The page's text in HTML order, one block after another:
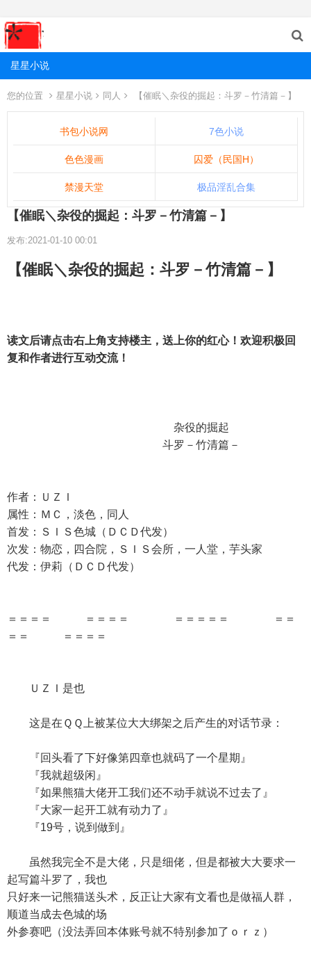
星星小说
您的位置 星星小说 同人 【催眠＼杂役的掘起：斗罗－竹清篇－】
书包小说网 7色小说
色色漫画 囚爱（民国H）
禁漫天堂 极品淫乱合集
【催眠＼杂役的掘起：斗罗－竹清篇－】
发布:2021-01-10 00:01
【催眠＼杂役的掘起：斗罗－竹清篇－】
读文后请点击右上角支持楼主，送上你的红心！欢迎积极回
复和作者进行互动交流！
杂役的掘起
斗罗－竹清篇－
作者：ＵＺＩ
属性：ＭＣ，淡色，同人
首发：ＳＩＳ色城（ＤＣＤ代发）
次发：物恋，四合院，ＳＩＳ会所，一人堂，芋头家
代发：伊莉（ＤＣＤ代发）
＝＝＝＝ ＝＝＝＝ ＝＝＝＝＝ ＝＝
＝＝ ＝＝＝＝
ＵＺＩ是也
这是在ＱＱ上被某位大大绑架之后产生的对话节录：
『回头看了下好像第四章也就码了一个星期』
『我就超级闲』
『如果熊猫大佬开工我们还不动手就说不过去了』
『大家一起开工就有动力了』
『19号，说到做到』
虽然我完全不是大佬，只是细佬，但是都被大大要求一
起写篇斗罗了，我也
只好来一记熊猫送头术，反正让大家有文看也是做福人群，
顺道当成去色城的场
外参赛吧（没法弄回本体账号就不特别参加了ｏｒｚ）